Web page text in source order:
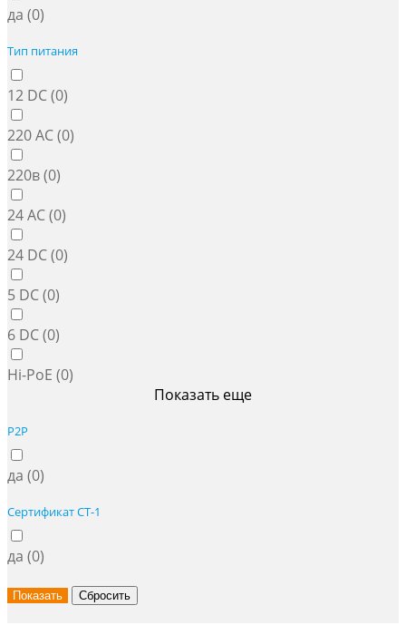
да (0)
Тип питания
12 DC (0)
220 AC (0)
220в (0)
24 AC (0)
24 DC (0)
5 DC (0)
6 DC (0)
Hi-PoE (0)
Показать еще
P2P
да (0)
Сертификат СТ-1
да (0)